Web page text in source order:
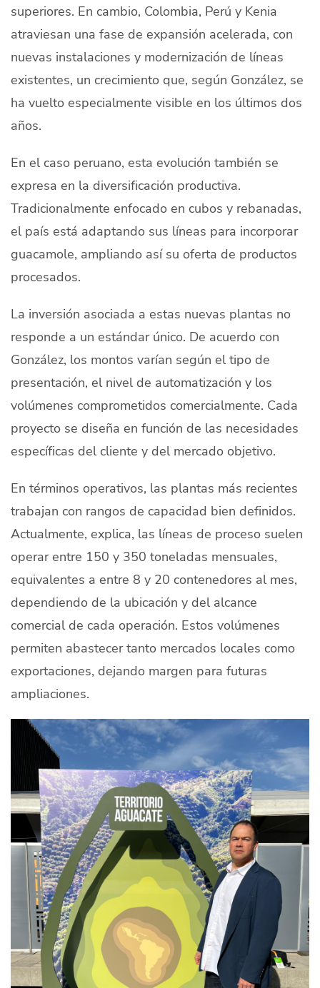
superiores. En cambio, Colombia, Perú y Kenia
atraviesan una fase de expansión acelerada, con
nuevas instalaciones y modernización de líneas
existentes, un crecimiento que, según González, se
ha vuelto especialmente visible en los últimos dos
años.
En el caso peruano, esta evolución también se
expresa en la diversificación productiva.
Tradicionalmente enfocado en cubos y rebanadas,
el país está adaptando sus líneas para incorporar
guacamole, ampliando así su oferta de productos
procesados.
La inversión asociada a estas nuevas plantas no
responde a un estándar único. De acuerdo con
González, los montos varían según el tipo de
presentación, el nivel de automatización y los
volúmenes comprometidos comercialmente. Cada
proyecto se diseña en función de las necesidades
específicas del cliente y del mercado objetivo.
En términos operativos, las plantas más recientes
trabajan con rangos de capacidad bien definidos.
Actualmente, explica, las líneas de proceso suelen
operar entre 150 y 350 toneladas mensuales,
equivalentes a entre 8 y 20 contenedores al mes,
dependiendo de la ubicación y del alcance
comercial de cada operación. Estos volúmenes
permiten abastecer tanto mercados locales como
exportaciones, dejando margen para futuras
ampliaciones.